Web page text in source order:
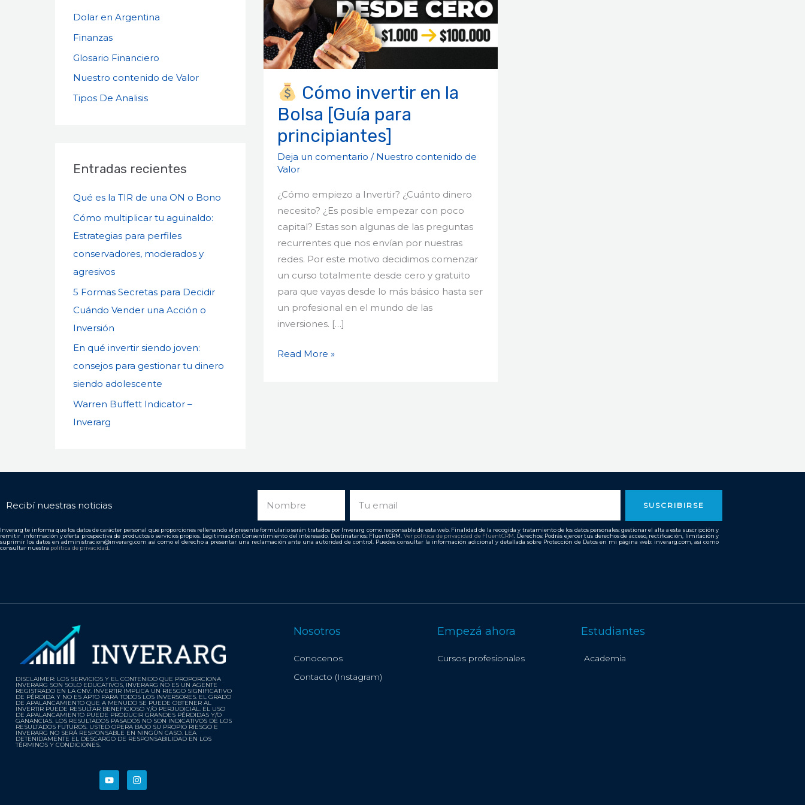
Dolar en Argentina
Finanzas
Glosario Financiero
Nuestro contenido de Valor
Tipos De Analisis
Entradas recientes
Qué es la TIR de una ON o Bono
Cómo multiplicar tu aguinaldo:
Estrategias para perfiles
conservadores, moderados y
agresivos
5 Formas Secretas para Decidir
Cuándo Vender una Acción o
Inversión
En qué invertir siendo joven:
consejos para gestionar tu dinero
siendo adolescente
Warren Buffett Indicator –
Inverarg
Cómo invertir en la
Bolsa [Guía para
principiantes]
Deja un comentario / Nuestro contenido de
Valor
¿Cómo empiezo a Invertir? ¿Cuánto dinero
necesito? ¿Es posible empezar con poco
capital? Estas son algunas de las preguntas
recurrentes que nos envían por nuestras
redes. Por este motivo decidimos comenzar
un curso totalmente desde cero y gratuito
para que vayas desde lo más básico hasta ser
un profesional en el mundo de las
inversiones. […]
la
Bolsa
[Guía
para
Read More »
Recibí nuestras noticias SUSCRIBIRSE
Inverarg te informa que los datos de carácter personal que proporciones rellenando el presente formulario serán tratados por Inverarg como responsable de esta web. Finalidad de la recogida y tratamiento de los datos personales: gestionar el alta a esta suscripción y
remitir información y oferta prospectiva de productos o servicios propios. Legitimación: Consentimiento del interesado. Destinatarios: FluentCRM. Ver política de privacidad de FluentCRM . Derechos: Podrás ejercer tus derechos de acceso, rectificación, limitación y
suprimir los datos en administracion@inverarg.com así como el derecho a presentar una reclamación ante una autoridad de control. Puedes consultar la información adicional y detallada sobre Protección de Datos en mi página web: inverarg.com, así como
consultar nuestra política de privacidad
DISCLAIMER: LOS SERVICIOS Y EL CONTENIDO QUE PROPORCIONA
INVERARG SON SOLO EDUCATIVOS, INVERARG NO ES UN AGENTE
REGISTRADO EN LA CNV. INVERTIR IMPLICA UN RIESGO SIGNIFICATIVO
DE PÉRDIDA Y NO ES APTO PARA TODOS LOS INVERSORES. EL GRADO
DE APALANCAMIENTO QUE A MENUDO SE PUEDE OBTENER AL
INVERTIR PUEDE RESULTAR BENEFICIOSO Y/O PERJUDICIAL. EL USO
DE APALANCAMIENTO PUEDE PRODUCIR GRANDES PÉRDIDAS Y/O
GANANCIAS. LOS RESULTADOS PASADOS NO SON INDICATIVOS DE LOS
RESULTADOS FUTUROS. USTED OPERA BAJO SU PROPIO RIESGO E
INVERARG NO SERÁ RESPONSABLE EN NINGÚN CASO. LEA
DETENIDAMENTE EL DESCARGO DE RESPONSABILIDAD EN LOS
TÉRMINOS Y CONDICIONES.
Y
o
u
I
n
s
Nosotros
Conocenos
Contacto (Instagram)
Empezá ahora
Cursos profesionales
Estudiantes
Academia